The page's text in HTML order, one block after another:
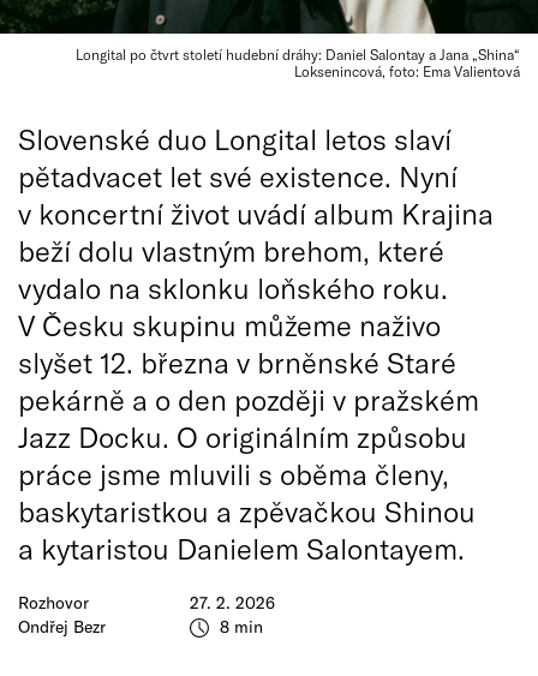
Longital po čtvrt století hudební dráhy: Daniel Salontay a Jana „Shina“
Loksenincová, foto: Ema Valientová
Rozhovor
Ondřej Bezr
27. 2. 2026
8 min
Slovenské duo Longital letos slaví
pětadvacet let své existence. Nyní
v koncertní život uvádí album Krajina
beží dolu vlastným brehom, které
vydalo na sklonku loňského roku.
V Česku skupinu můžeme naživo
slyšet 12. března v brněnské Staré
pekárně a o den později v pražském
Jazz Docku. O originálním způsobu
práce jsme mluvili s oběma členy,
baskytaristkou a zpěvačkou Shinou
a kytaristou Danielem Salontayem.